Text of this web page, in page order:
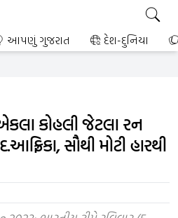
આપણું ગુજરાત દેશ-દુનિયા
કોહલી જેટલા રન
સૌથી મોટી હારથી